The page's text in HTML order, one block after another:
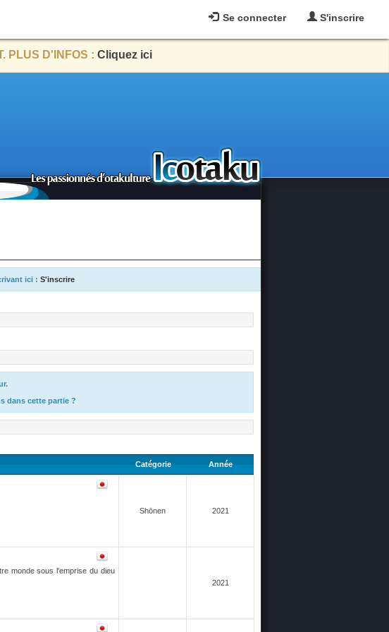
Se connecter S'inscrire
PLUS D'INFOS : Cliquez ici
ici : S'inscrire
dans cette partie ?
Catégorie Année
Shōnen 2021
monde sous l'emprise du dieu
2021